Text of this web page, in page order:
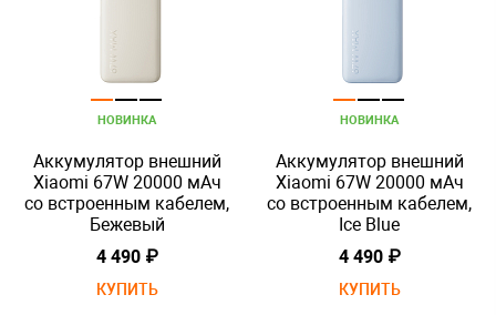
НОВИНКА
Аккумулятор внешний
Xiaomi 67W 20000 мАч
со встроенным кабелем,
Бежевый
4 490 ₽
КУПИТЬ
НОВИНКА
Аккумулятор внешний
Xiaomi 67W 20000 мАч
со встроенным кабелем,
Ice Blue
4 490 ₽
КУПИТЬ